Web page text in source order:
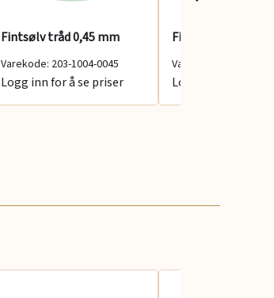
Fintsølv tråd 0,45 mm
Varekode: 203-1004-0045
Logg inn for å se priser
Fintsølv tråd 2,50
Varekode: 203-1004-
Logg inn for å se